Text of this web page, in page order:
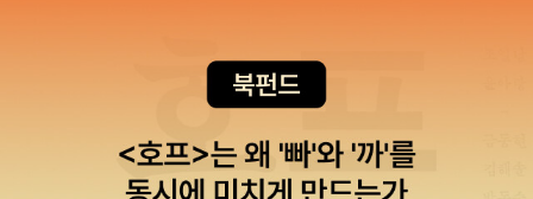
개념은 이미 다 알고 있고문제만 풀며 연습해 보고 싶을 때 풀더라고
요. ​개념 학습을 하면서 더 많은 문제를 풀어보고 싶을 때 활용해도 좋
지에서 '자료실'에 들어가면어렵지 않게 풀이집을 찾으실 수 있으실
요~!! ​고등수학문제집 숨마쿰라우데 수학기본서 서브노트도 쉽고 자
법을제시해 주어 혼공으로 공부하는데 도움이 많이 되고 있네요~!!수
능수학으로 연결되는 미적분의 시작을 개념부터 확실하게 이해하고
아니라 단계적으로 문제도 풀어 보면서 수능을 준비할 수 있어요어려
운 미적분,이 교재로 한단계씩 쉽게 풀어나갈 수 있답니다이해하기
쉬운 개념서를 찾는 고등학생들이나 수능을 준비하는 수험생들에게
추천합니다!​ ​